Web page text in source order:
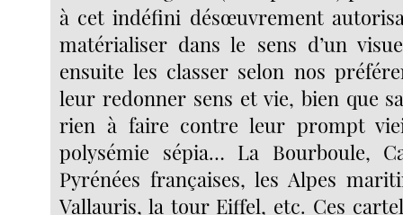
à cet indéfini désœuvrement
matérialiser dans le sens d’un
ensuite les classer selon nos
leur redonner sens et vie, bien que
rien à faire contre leur prompt
polysémie sépia… La Bourboule,
Pyrénées françaises, les Alpes
Vallauris, la tour Eiffel, etc. Ces